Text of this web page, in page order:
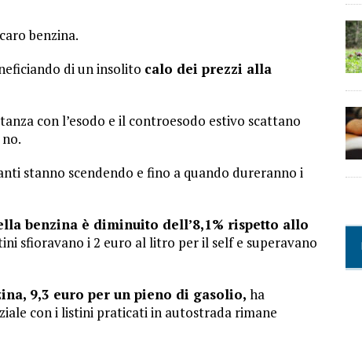
benzina.
di un insolito calo dei prezzi alla
con l’esodo e il controesodo estivo scattano
stanno scendendo e fino a quando dureranno i
benzina è diminuito dell’8,1% rispetto allo
sfioravano i 2 euro al litro per il self e superavano
9,3 euro per un pieno di gasolio, ha
con i listini praticati in autostrada rimane